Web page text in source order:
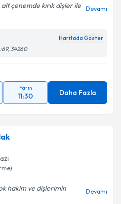
çenemde kırık dişler ile
Devamı
Haritada Göster
34260
Yarın
11:30 Daha Fazla
hakim ve dişlerimin
Devamı